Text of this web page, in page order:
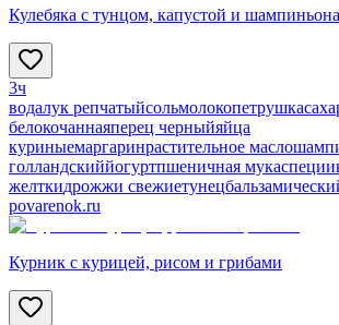
Кулебяка с тунцом, капустой и
3ч
водалук репчатыйсольмолокопетрушка
белокочаннаяперец черныйяйца
куриныемаргаринрастительное масло
голландскиййогуртпшеничная мукаспеции
желткидрожжи свежиетунец
povarenok.ru
Курник с курицей, рисом и грибами